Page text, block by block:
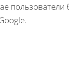
пользователи